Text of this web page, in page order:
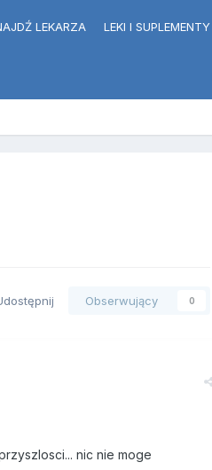
LEKARZA LEKI I SUPLEMENTY
Obserwujący 0
nic nie moge